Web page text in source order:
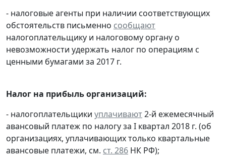
- налоговые агенты при наличии соответствующих
обстоятельств письменно сообщают
налогоплательщику и налоговому органу о
невозможности удержать налог по операциям с
ценными бумагами за 2017 г.
Налог на прибыль организаций:
- налогоплательщики уплачивают2-й ежемесячный
авансовый платеж по налогу за I квартал 2018 г. (об
организациях, уплачивающих только квартальные
авансовые платежи, см. ст. 286 НК РФ);